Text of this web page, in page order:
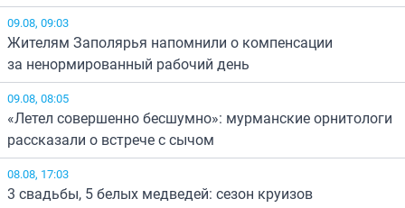
09.08, 09:03
Жителям Заполярья напомнили о компенсации
за ненормированный рабочий день
09.08, 08:05
«Летел совершенно бесшумно»: мурманские орнитологи
рассказали о встрече с сычом
08.08, 17:03
3 свадьбы, 5 белых медведей: сезон круизов